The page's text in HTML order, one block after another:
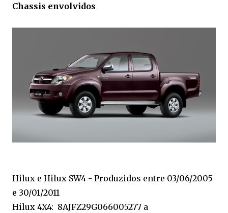
Chassis envolvidos
Hilux e Hilux SW4 - Produzidos entre 03/06/2005
e 30/01/2011
Hilux 4X4: 8AJFZ29G066005277 a